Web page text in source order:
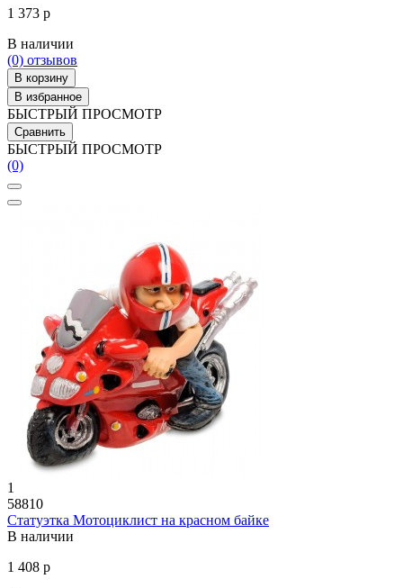
1 373 р
В наличии
(0) отзывов
В корзину
В избранное
БЫСТРЫЙ ПРОСМОТР
Сравнить
БЫСТРЫЙ ПРОСМОТР
(0)
1
58810
Статуэтка Мотоциклист на красном байке
В наличии
1 408 р